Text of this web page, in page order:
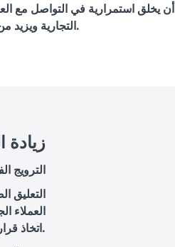
أن يخلق استمرارية في التواصل مع
التجارية ويزيد من ولاء العملاء.
4.
الترويج
التعليق
العملاء
اتخاذ قرار الشراء.